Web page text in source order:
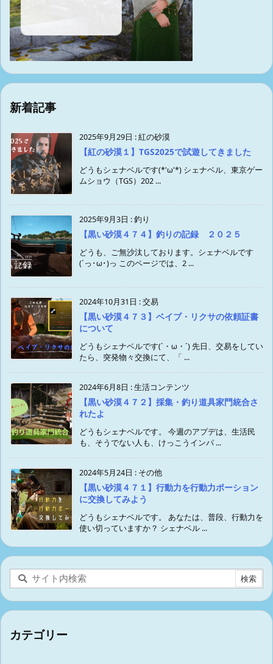
新着記事
2025年9月29日 :紅の砂漠
【紅の砂漠１】TGS2025で試遊してきました
どうもシェナベルです(*'ω'*) シェナベル、東京ゲー
ムショウ（TGS）202 ...
2025年9月3日 :釣り
【黒い砂漠４７４】釣りの記録 ２０２５
どうも、ご無沙汰しております。シェナベルです
(´っ･ω･)っ このページでは、2 ...
2024年10月31日 :交易
【黒い砂漠４７３】ベイブ・リクサの依頼証書
について
どうもシェナベルです(`・ω・´) 先日、交易をしてい
たら、突発物々交換にて、「 ...
2024年6月8日 :生活コンテンツ
【黒い砂漠４７２】採集・釣り道具家門統合さ
れたよ
どうもシェナベルです。 今週のアプデは、生活民
も、そうでない人も、けっこうインパ ...
2024年5月24日 : その他
【黒い砂漠４７１】行動力を行動力ポーション
に交換してみよう
どうもシェナベルです。 あなたは、普段、行動力を
使い切っていますか？ シェナベル ...
カテゴリー